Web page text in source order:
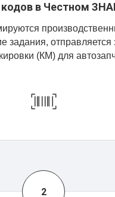
в Честном
задания, отправляется
(КМ) для